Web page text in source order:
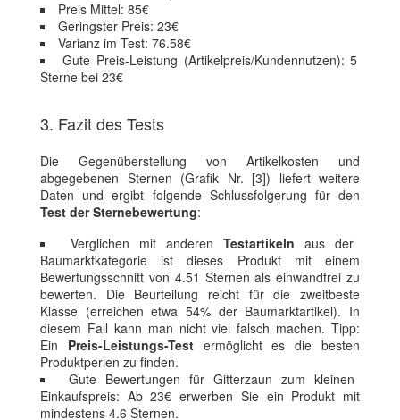
Preis Mittel: 85€
Geringster Preis: 23€
Varianz im Test: 76.58€
Gute Preis-Leistung (Artikelpreis/Kundennutzen): 5
Sterne bei 23€
3. Fazit des Tests
Die Gegenüberstellung von Artikelkosten und
abgegebenen Sternen (Grafik Nr. [3]) liefert weitere
Daten und ergibt folgende Schlussfolgerung für den
Test der Sternebewertung:
Verglichen mit anderen Testartikeln aus der
Baumarktkategorie ist dieses Produkt mit einem
Bewertungsschnitt von 4.51 Sternen als einwandfrei zu
bewerten. Die Beurteilung reicht für die zweitbeste
Klasse (erreichen etwa 54% der Baumarktartikel). In
diesem Fall kann man nicht viel falsch machen. Tipp:
Ein Preis-Leistungs-Testermöglicht es die besten
Produktperlen zu finden.
Gute Bewertungen für Gitterzaun zum kleinen
Einkaufspreis: Ab 23€ erwerben Sie ein Produkt mit
mindestens 4.6 Sternen.